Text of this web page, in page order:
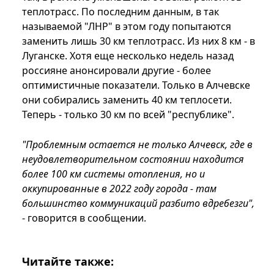
теплотрасс. По последним данным, в так
называемой "ЛНР" в этом году попытаются
заменить лишь 30 км теплотрасс. Из них 8 км - в
Луганске. Хотя еще несколько недель назад
россияне анонсировали другие - более
оптимистичные показатели. Только в Алчевске
они собирались заменить 40 км теплосети.
Теперь - только 30 км по всей "республике".
"Проблемным остается не только Алчевск, где в
неудовлетворительном состоянии находится
более 100 км системы отопления, но и
оккупированные в 2022 году города - там
большинство коммуникаций разбито вдребезги",
- говорится в сообщении.
Читайте также: